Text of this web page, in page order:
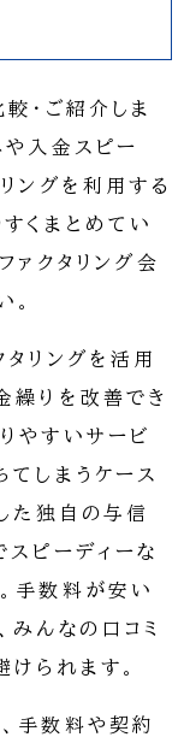
・ご紹介しま
や入金スピー
ングを利用する
くまとめてい
ァクタリング会
。
リングを活用
繰りを改善でき
やすいサービ
てしまうケース
た独自の与信
スピーディーな
手数料が安い
みんなの口コミ
られます。
手数料や契約